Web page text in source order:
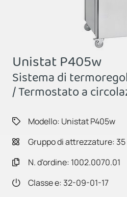
Unistat P405w
Sistema di
/ Termostato a
Modello: Unistat P405w
Gruppo di attrezzature: 35
N. d'ordine: 1002.0070.01
Classe e: 32-09-01-17